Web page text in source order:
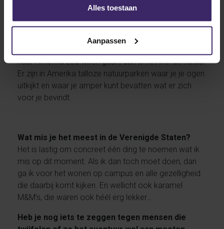
Alles toestaan
Aanpassen
gefaciliteerd is, de zorg die wordt besteed aan
als team, mag gerust bijzonder genoemd worden.
naar Amerika zou willen gaan, dan is het wel de natuur.
Er zijn in Amerika talloze natuurparken waar je je ogen
uitkijkt en waar je amper kunt bevatten wat er zich
voor je bevindt.
Wat mis je het meest in de Verenigde Staten?
Het is lastig om concreet één ding te noemen wat ik
mis op dit moment. Als ik dan toch moet doen, dan
ga ik voor het wonen op campus en alle gezelligheid
die daarbij komt kijken. En wellicht ook karamel
M&M’s, die waren ook héél erg lekker…
Heb je nog iets te zeggen tegen mensen die